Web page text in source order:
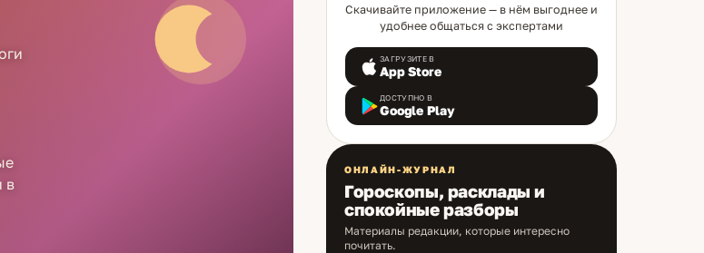
в
Скачивайте приложение — в нём выгоднее и
удобнее общаться с экспертами
ЗАГРУЗИТЕ В
App Store
ДОСТУПНО В
Google Play
ОНЛАЙН-ЖУРНАЛ
Гороскопы, расклады и
спокойные разборы
Материалы редакции, которые интересно
почитать.